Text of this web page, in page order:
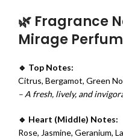
🌿 Fragrance
Mirage
🔹 Top Notes:
Citrus, Bergamot, Green
– A fresh, lively, and
🔹 Heart (Middle) Notes:
Rose, Jasmine, Geranium,